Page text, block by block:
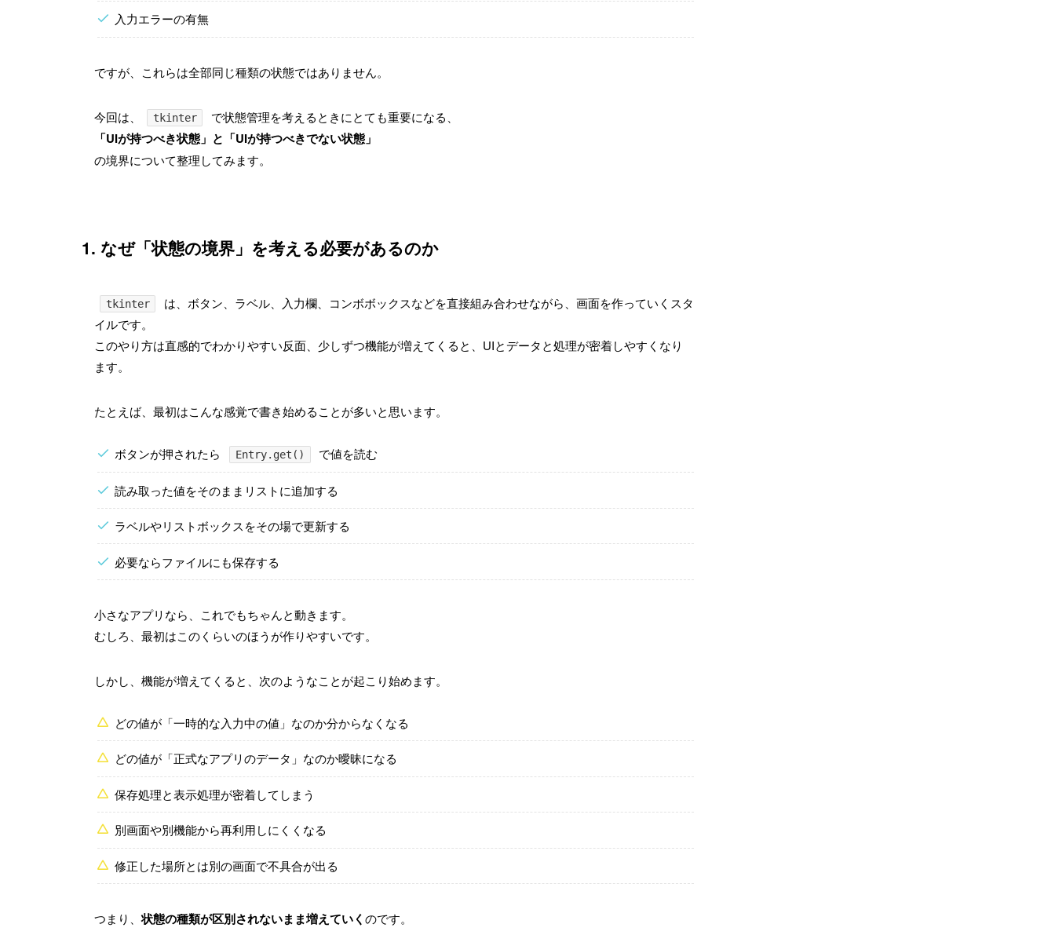
入力エラーの有無
ですが、これらは全部同じ種類の状態ではありません。
今回は、 tkinter で状態管理を考えるときにとても重要になる、
「UIが持つべき状態」と「UIが持つべきでない状態」
の境界について整理してみます。
1. なぜ「状態の境界」を考える必要があるのか
tkinter
は、ボタン、ラベル、入力欄、コンボボックスなどを直接組み合わせながら、画面を作っていくスタ
イルです。
このやり方は直感的でわかりやすい反面、少しずつ機能が増えてくると、UIとデータと処理が密着しやすくなり
ます。
たとえば、最初はこんな感覚で書き始めることが多いと思います。
ボタンが押されたら Entry.get() で値を読む
読み取った値をそのままリストに追加する
ラベルやリストボックスをその場で更新する
必要ならファイルにも保存する
小さなアプリなら、これでもちゃんと動きます。
むしろ、最初はこのくらいのほうが作りやすいです。
しかし、機能が増えてくると、次のようなことが起こり始めます。
どの値が「一時的な入力中の値」なのか分からなくなる
どの値が「正式なアプリのデータ」なのか曖昧になる
保存処理と表示処理が密着してしまう
別画面や別機能から再利用しにくくなる
修正した場所とは別の画面で不具合が出る
つまり、状態の種類が区別されないまま増えていくのです。